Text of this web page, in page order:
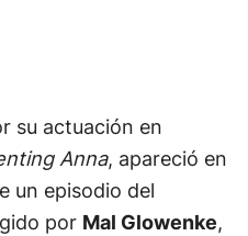
su actuación en
Anna, apareció en
un episodio del
por Mal Glowenke,